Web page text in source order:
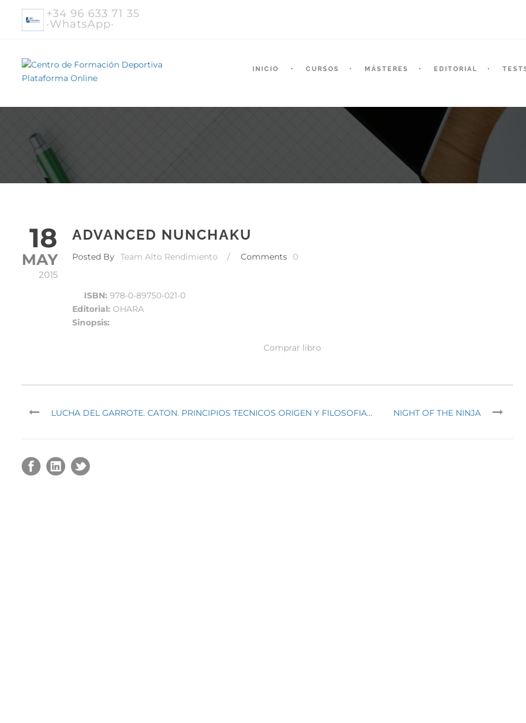
+34 96 633 71 35
·WhatsApp·
INICIO CURSOS MÁSTERES EDITORIAL
18
MAY
2015
ADVANCED NUNCHAKU
Posted By Team Alto Rendimiento / Comments 0
ISBN: 978-0-89750-021-0
Editorial: OHARA
Sinopsis:
Comprar libro
LUCHA DEL GARROTE. CATON. PRINCIPIOS TECNICOS ORIGEN Y FILOSOFIA… NIGHT OF THE NINJA